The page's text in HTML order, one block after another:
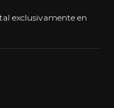
exclusivamente en